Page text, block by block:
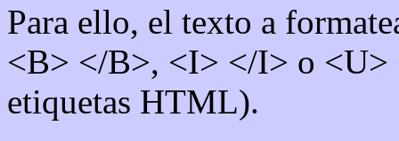
Para ello, el texto a
<B> </B>, <I> </I> o <U>
etiquetas HTML).